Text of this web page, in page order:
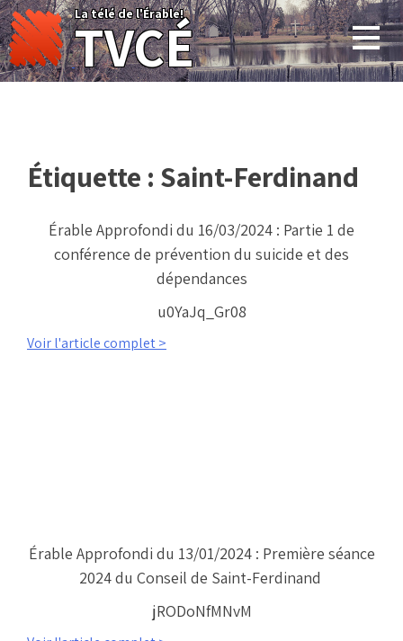
Skip
to
content
La télé de l'Érable!
TVCÉ
Étiquette : Saint-Ferdinand
Érable Approfondi du 16/03/2024 : Partie 1 de
conférence de prévention du suicide et des
dépendances
u0YaJq_Gr08
Voir l'article complet >
Érable Approfondi du 13/01/2024 : Première séance
2024 du Conseil de Saint-Ferdinand
jRODoNfMNvM